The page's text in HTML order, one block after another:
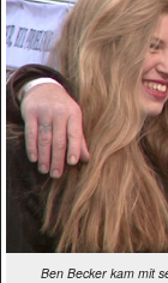
Ben Becker kam mit